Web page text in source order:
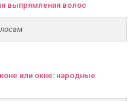
выпрямления волос
или окне: народные